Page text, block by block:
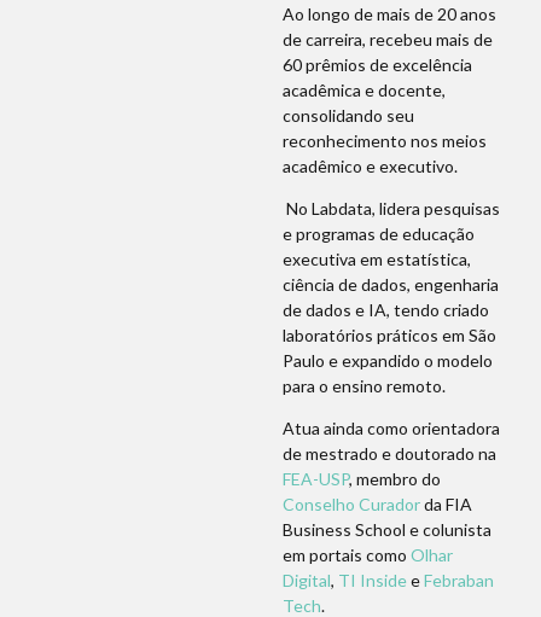
Ao longo de mais de 20 anos
de carreira, recebeu mais de
60 prêmios de excelência
acadêmica e docente,
consolidando seu
reconhecimento nos meios
acadêmico e executivo.
No Labdata, lidera pesquisas
e programas de educação
executiva em estatística,
ciência de dados, engenharia
de dados e IA, tendo criado
laboratórios práticos em São
Paulo e expandido o modelo
para o ensino remoto.
Atua ainda como orientadora
de mestrado e doutorado na
FEA-USP, membro do
Conselho Curadorda FIA
Business School e colunista
em portais como Olhar
Digital, TI InsideeFebraban
Tech.